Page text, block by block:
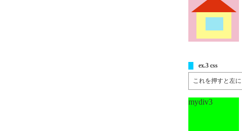
ex.3 css
これを押すと左に
mydiv3